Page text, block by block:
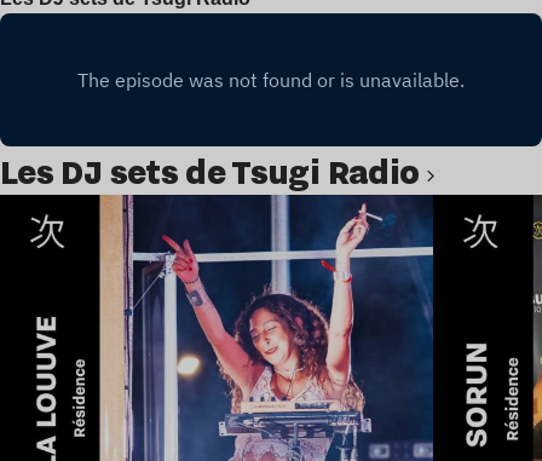
Les DJ sets de Tsugi Radio
Lire l’article